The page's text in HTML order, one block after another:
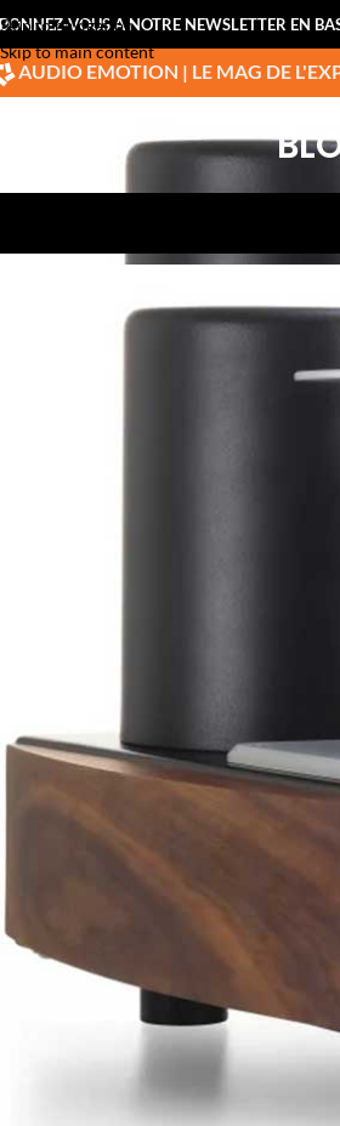
Skip to navigation
Skip to main content
VOUS A NOTRE NEWSLETTER EN
AUDIO EMOTION | LE MAG DE